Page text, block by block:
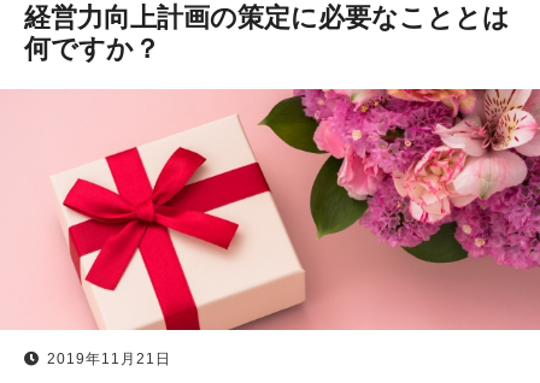
経営力向上計画の策定に必要なこととは
何ですか？
2019年11月21日